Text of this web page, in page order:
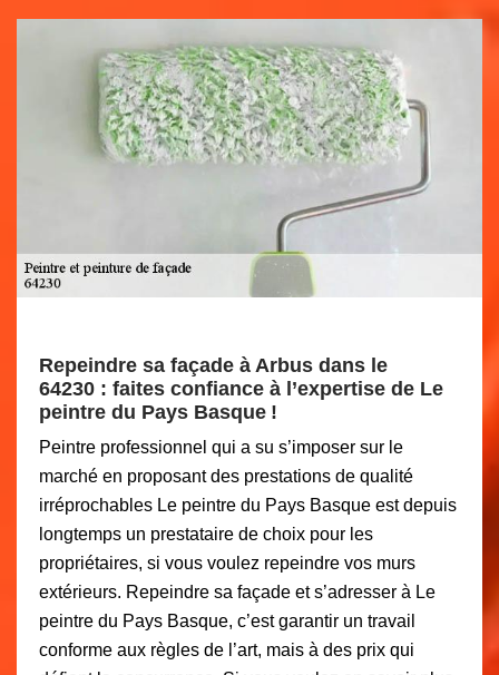
Repeindre sa façade à Arbus dans le
64230 : faites confiance à l’expertise de Le
peintre du Pays Basque !
Peintre professionnel qui a su s’imposer sur le
marché en proposant des prestations de qualité
irréprochables Le peintre du Pays Basque est depuis
longtemps un prestataire de choix pour les
propriétaires, si vous voulez repeindre vos murs
extérieurs. Repeindre sa façade et s’adresser à Le
peintre du Pays Basque, c’est garantir un travail
conforme aux règles de l’art, mais à des prix qui